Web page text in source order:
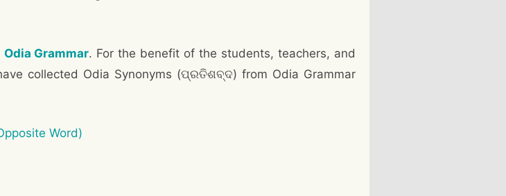
Odia Grammar. For the benefit of the students, teachers, and
collected Odia Synonyms (ପ୍ରତିଶବ୍ଦ) from Odia Grammar
Word)